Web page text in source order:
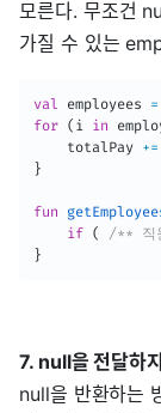
모른다. 무조건
가질 수 있는
val employees =
for ( i in
    totalPay
+=
}
fun
if ( /** 직
}
7. null을 전달하
null을 반환하는